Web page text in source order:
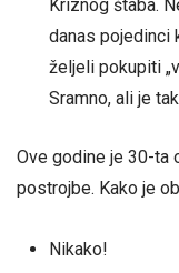
Kriznog štaba.
danas pojedinci
željeli pokupiti
Sramno, ali je
Ove godine je 30-ta
postrojbe. Kako je
Nikako!